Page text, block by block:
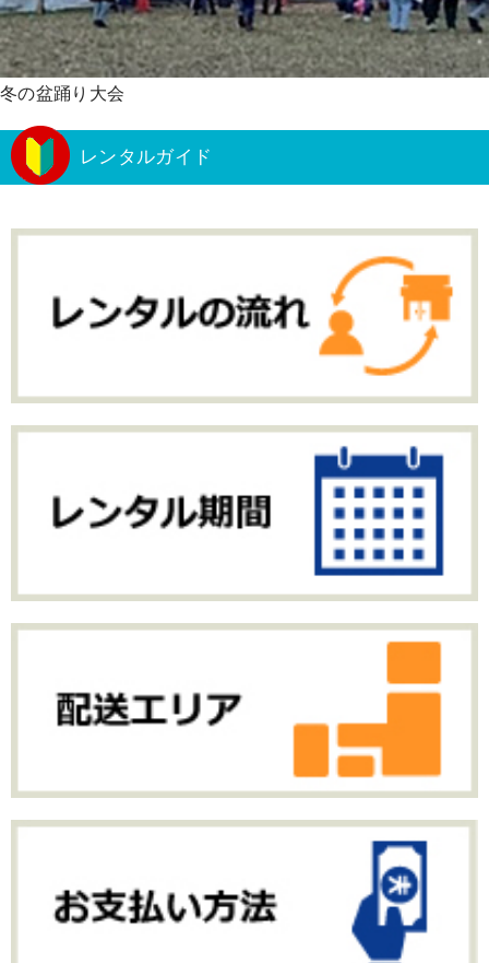
冬の盆踊り大会
レンタルガイド